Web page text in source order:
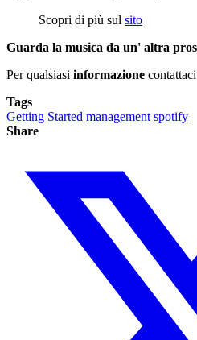
Scopri di più sul sito
Guarda la musica da un' altra
Per qualsiasi informazione
Tags
Getting Started management spotify
Share